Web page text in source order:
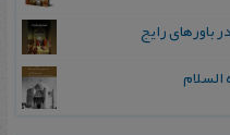
باورهای رایج